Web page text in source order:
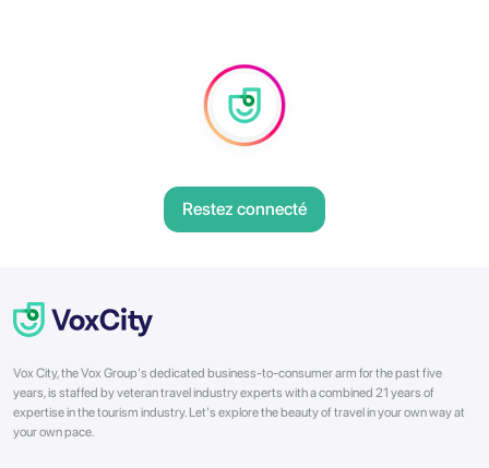
Restez connecté
Vox City, the Vox Group's dedicated business-to-consumer arm for the past five
years, is staffed by veteran travel industry experts with a combined 21 years of
expertise in the tourism industry. Let's explore the beauty of travel in your own way at
your own pace.